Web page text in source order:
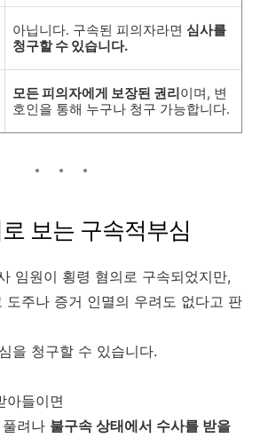
아닙니다. 구속된 피의자라면 심사를
청구할 수 있습니다.
모든 피의자에게 보장된 권리이며, 변
호인을 통해 누구나 청구 가능합니다.
보는 구속적부심
임원이 횡령 혐의로 구속되었지만,
도주나 증거 인멸의 우려도 없다고 판
을 청구할 수 있습니다.
아들이면
려나 불구속 상태에서 수사를 받을